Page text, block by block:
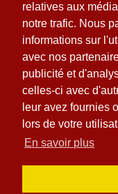
relatives aux
notre trafic. Nous
informations sur
avec nos
publicité et
celles-ci avec
leur avez fournies
lors de votre
En savoir plus